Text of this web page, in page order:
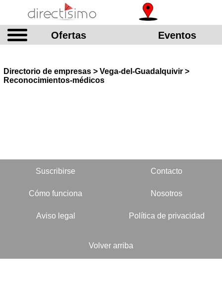
Ofertas Eventos
Directorio de empresas > Vega-del-Guadalquivir >
Reconocimientos-médicos
Suscribirse Contacto
Cómo funciona Nosotros
Aviso legal Política de privacidad
Volver arriba